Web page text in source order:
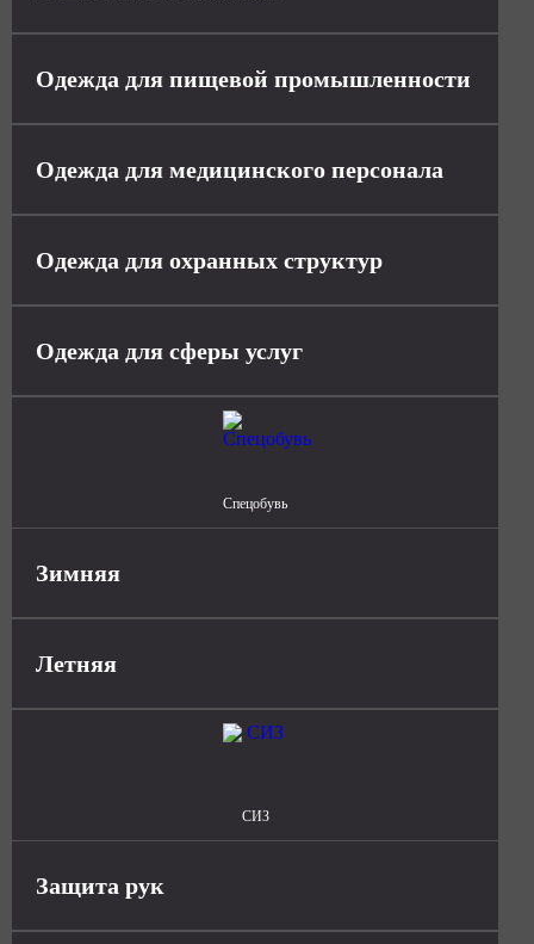
Одежда для пищевой промышленности
Одежда для медицинского персонала
Одежда для охранных структур
Одежда для сферы услуг
Спецобувь
Зимняя
Летняя
СИЗ
Защита рук